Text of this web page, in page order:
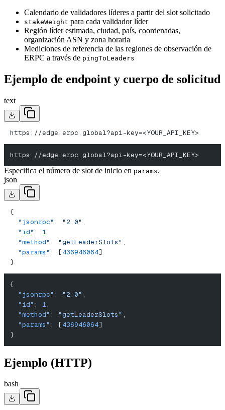
Calendario de validadores líderes a partir del slot solicitado
stakeWeight para cada validador líder
Región líder estimada, ciudad, país, coordenadas,
organización ASN y zona horaria
Mediciones de referencia de las regiones de observación de
ERPC a través de pingToLeaders
Ejemplo de endpoint y cuerpo de solicitud
text
https://edge.erpc.global?api-key=<YOUR_API_KEY>
https://edge.erpc.global?api-key=<YOUR_API_KEY>
Especifica el número de slot de inicio en params.
json
{
  "jsonrpc"
: "2.0" ,
  "id"
: 1,
  "method"
: "getLeaderSlots" ,
  "params"
: [436946064]
}
{
  "jsonrpc"
: "2.0" ,
  "id"
: 1,
  "method"
: "getLeaderSlots" ,
  "params"
: [436946064]
}
Ejemplo (HTTP)
bash